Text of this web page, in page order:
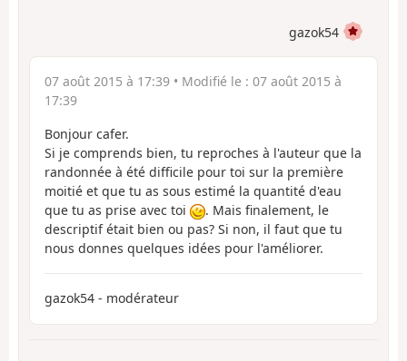
gazok54
07 août 2015 à 17:39 • Modifié le : 07 août 2015 à
17:39
Bonjour cafer.
Si je comprends bien, tu reproches à l'auteur que la
randonnée à été difficile pour toi sur la première
moitié et que tu as sous estimé la quantité d'eau
que tu as prise avec toi
. Mais finalement, le
descriptif était bien ou pas? Si non, il faut que tu
nous donnes quelques idées pour l'améliorer.
gazok54 - modérateur